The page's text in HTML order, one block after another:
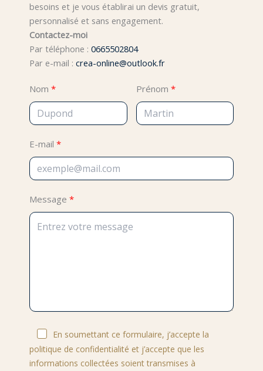
besoins et je vous établirai un devis gratuit,
personnalisé et sans engagement.
Contactez-moi
Par téléphone : 0665502804
Par e-mail : crea-online@outlook.fr
Nom Prénom
E-mail
Message
En soumettant ce formulaire, j’accepte la
politique de confidentialité et j’accepte que les
informations collectées soient transmises à